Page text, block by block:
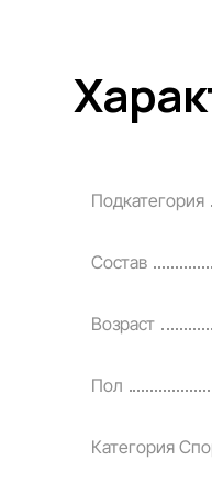
Подкатегория
Состав
Возраст
Пол
Категория